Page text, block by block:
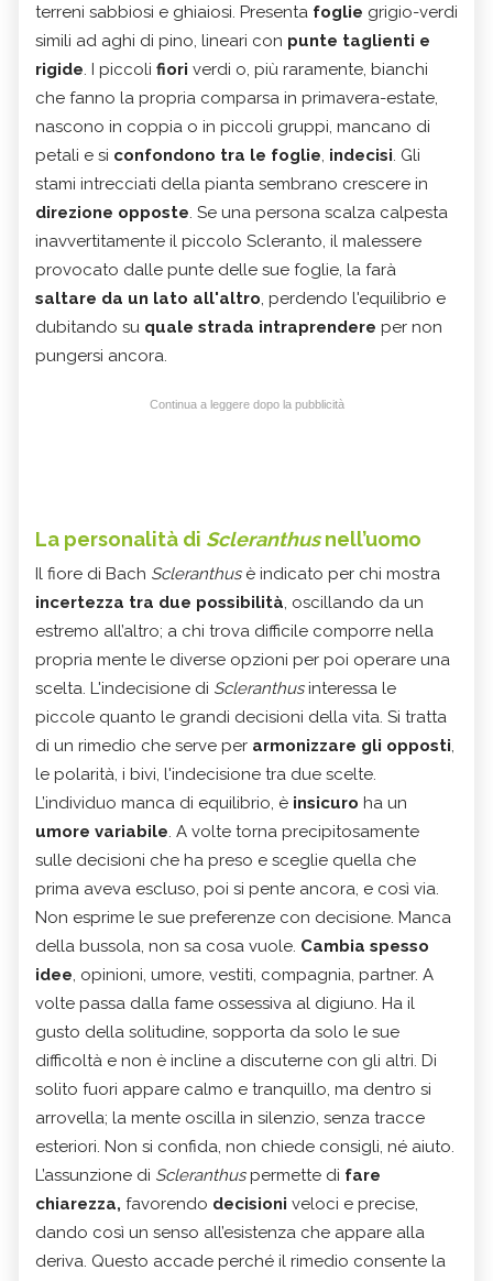
terreni sabbiosi e ghiaiosi. Presenta foglie grigio-verdi
simili ad aghi di pino, lineari con punte taglienti e
rigide. I piccoli fiori verdi o, più raramente, bianchi
che fanno la propria comparsa in primavera-estate,
nascono in coppia o in piccoli gruppi, mancano di
petali e si confondono tra le foglie, indecisi. Gli
stami intrecciati della pianta sembrano crescere in
direzione opposte. Se una persona scalza calpesta
inavvertitamente il piccolo Scleranto, il malessere
provocato dalle punte delle sue foglie, la farà
saltare da un lato all'altro, perdendo l'equilibrio e
dubitando su quale strada intraprendere per non
pungersi ancora.
Continua a leggere dopo la pubblicità
La personalità di Scleranthusnell’uomo
Il fiore di Bach Scleranthusè indicato per chi mostra
incertezza tra due possibilità, oscillando da un
estremo all’altro; a chi trova difficile comporre nella
propria mente le diverse opzioni per poi operare una
scelta. L'indecisione di Scleranthusinteressa le
piccole quanto le grandi decisioni della vita. Si tratta
di un rimedio che serve per armonizzare gli opposti,
le polarità, i bivi, l'indecisione tra due scelte.
L’individuo manca di equilibrio, è insicuro ha un
umore variabile. A volte torna precipitosamente
sulle decisioni che ha preso e sceglie quella che
prima aveva escluso, poi si pente ancora, e così via.
Non esprime le sue preferenze con decisione. Manca
della bussola, non sa cosa vuole. Cambia spesso
idee, opinioni, umore, vestiti, compagnia, partner. A
volte passa dalla fame ossessiva al digiuno. Ha il
gusto della solitudine, sopporta da solo le sue
difficoltà e non è incline a discuterne con gli altri. Di
solito fuori appare calmo e tranquillo, ma dentro si
arrovella; la mente oscilla in silenzio, senza tracce
esteriori. Non si confida, non chiede consigli, né aiuto.
L’assunzione di Scleranthuspermette di fare
chiarezza, favorendo decisioni veloci e precise,
dando così un senso all’esistenza che appare alla
deriva. Questo accade perché il rimedio consente la